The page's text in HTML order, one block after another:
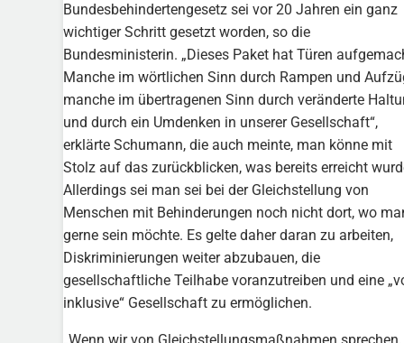
Bundesbehindertengesetz sei vor 20 Jahren ein ganz
wichtiger Schritt gesetzt worden, so die
Bundesministerin. „Dieses Paket hat Türen
Manche im wörtlichen Sinn durch Rampen und
manche im übertragenen Sinn durch veränderte
und durch ein Umdenken in unserer Gesellschaft“,
erklärte Schumann, die auch meinte, man könne mit
Stolz auf das zurückblicken, was bereits erreicht
Allerdings sei man sei bei der Gleichstellung von
Menschen mit Behinderungen noch nicht dort, wo
gerne sein möchte. Es gelte daher daran zu arbeiten,
Diskriminierungen weiter abzubauen, die
gesellschaftliche Teilhabe voranzutreiben und eine
inklusive“ Gesellschaft zu ermöglichen.